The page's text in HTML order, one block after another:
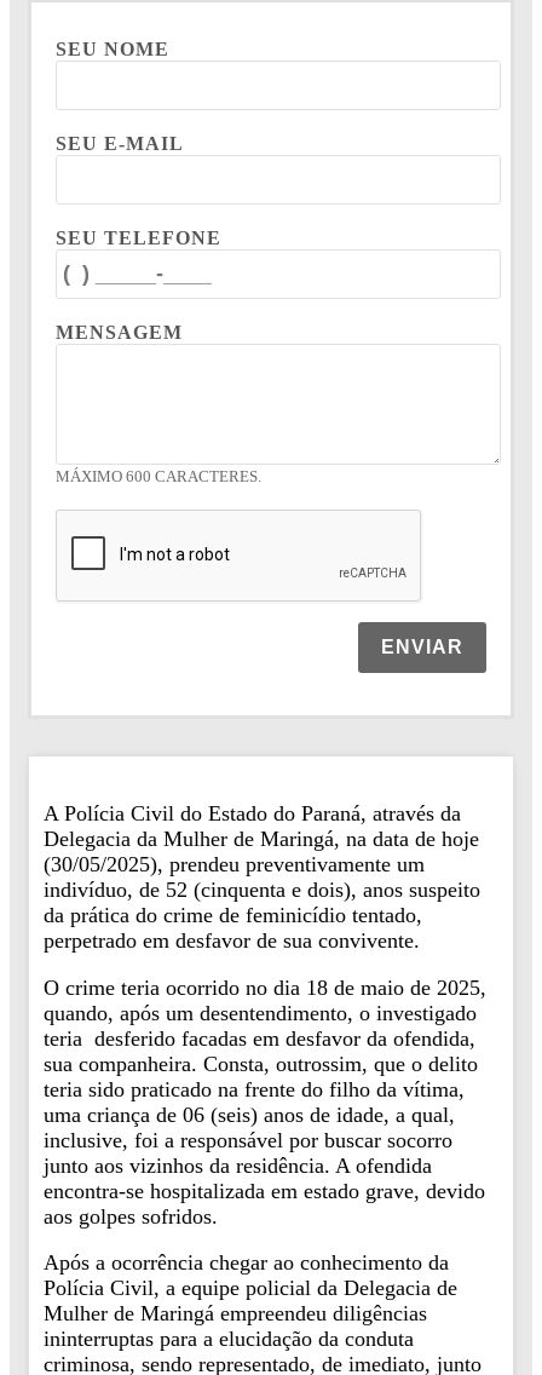
SEU NOME
SEU E-MAIL
SEU TELEFONE
MENSAGEM
MÁXIMO 600 CARACTERES.
ENVIAR
A Polícia Civil do Estado do Paraná, através da
Delegacia da Mulher de Maringá, na data de hoje
(30/05/2025), prendeu preventivamente um
indivíduo, de 52 (cinquenta e dois), anos suspeito
da prática do crime de feminicídio tentado,
perpetrado em desfavor de sua convivente.
O crime teria ocorrido no dia 18 de maio de 2025,
quando, após um desentendimento, o investigado
teria desferido facadas em desfavor da ofendida,
sua companheira. Consta, outrossim, que o delito
teria sido praticado na frente do filho da vítima,
uma criança de 06 (seis) anos de idade, a qual,
inclusive, foi a responsável por buscar socorro
junto aos vizinhos da residência. A ofendida
encontra-se hospitalizada em estado grave, devido
aos golpes sofridos.
Após a ocorrência chegar ao conhecimento da
Polícia Civil, a equipe policial da Delegacia de
Mulher de Maringá empreendeu diligências
ininterruptas para a elucidação da conduta
criminosa, sendo representado, de imediato, junto